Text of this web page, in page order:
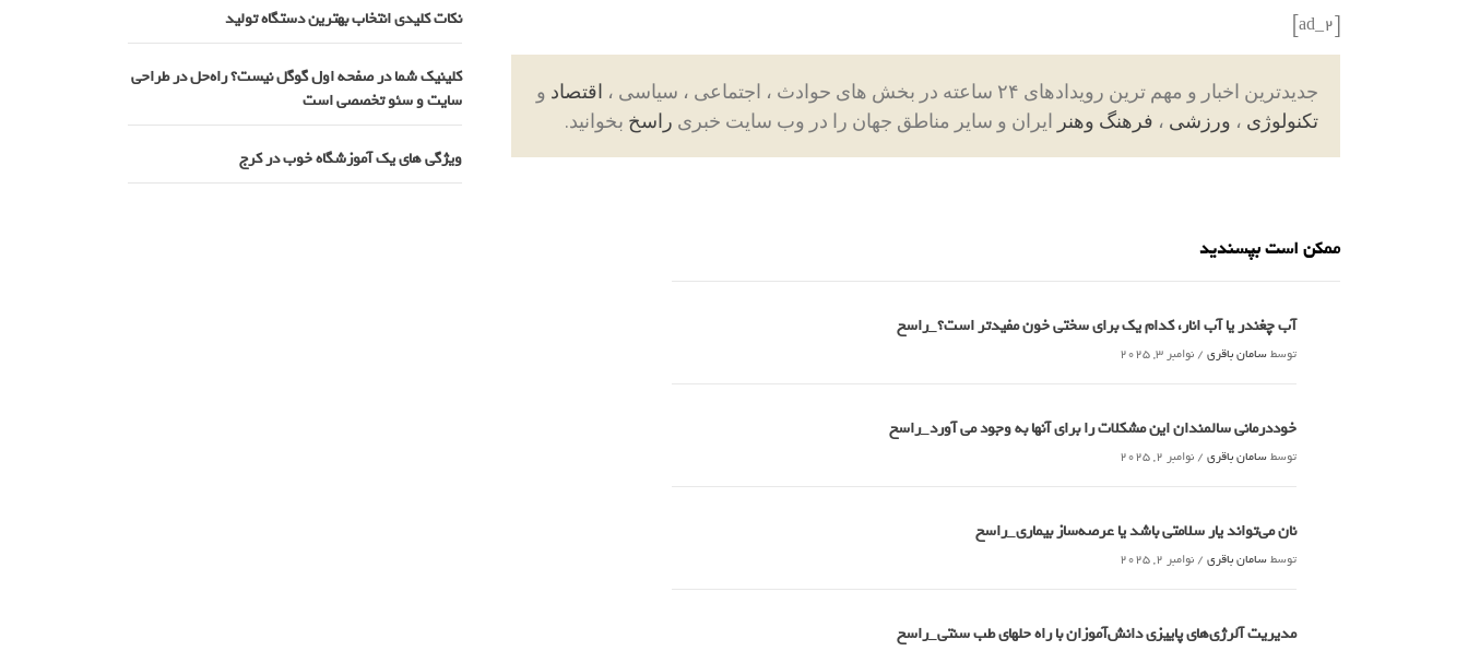
جدیدترین اخبار و مهم ترین رویدادهای ۲۴ ساعته در بخش های حوادث ، اجتماعی ، سیاسی ، اقتصاد و
تکنولوژی ، ورزشی ، فرهنگ وهنر ایران و سایر مناطق جهان را در وب سایت خبری راسخ بخوانید.
ممکن است بپسندید
آب چغندر یا آب انار، کدام‌ یک برای سختی خون مفیدتر است؟_راسخ
توسطسامان باقری / نوامبر 3, 2025
خوددرمانی سالمندان این مشکلات را برای آنها به وجود می آورد_راسخ
توسطسامان باقری / نوامبر 2, 2025
نان می‌تواند یار سلامتی باشد یا عرصه‌ساز بیماری_راسخ
توسطسامان باقری / نوامبر 2, 2025
مدیریت آلرژی‌های پاییزی دانش‌آموزان با راه حلهای طب سنتی_راسخ
نکات کلیدی انتخاب بهترین دستگاه تولید
کلینیک شما در صفحه اول گوگل نیست؟ راه‌حل در طراحی
سایت و سئو تخصصی است
ویژگی های یک آموزشگاه خوب در کرج